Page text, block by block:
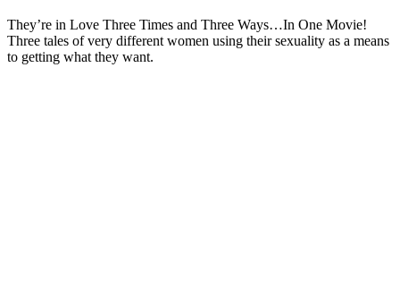
They’re in Love Three Times and Three Ways…In One Movie!
Three tales of very different women using their sexuality as a means
to getting what they want.